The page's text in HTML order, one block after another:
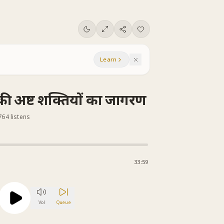
Learn
की अष्ट शक्तियों का जागरण
listens
33:59
Vol Queue